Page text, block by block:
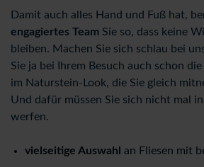
Damit auch alles Hand und Fuß hat,
engagiertes Team Sie so, dass keine
bleiben. Machen Sie sich schlau bei
Sie ja bei Ihrem Besuch auch schon
im Naturstein-Look, die Sie gleich
Und dafür müssen Sie sich nicht mal
werfen.
vielseitige Auswahl an Fliesen mit